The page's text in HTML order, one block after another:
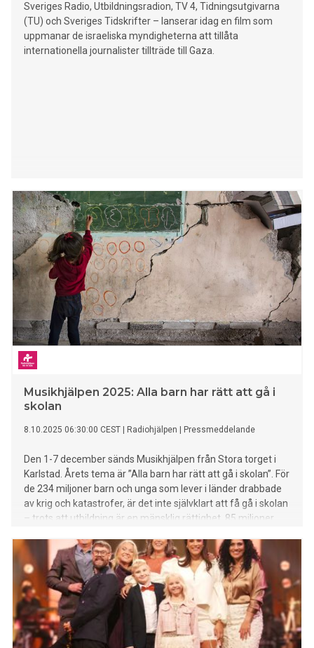
Sveriges Radio, Utbildningsradion, TV 4, Tidningsutgivarna
(TU) och Sveriges Tidskrifter – lanserar idag en film som
uppmanar de israeliska myndigheterna att tillåta
internationella journalister tillträde till Gaza.
Musikhjälpen 2025: Alla barn har rätt att gå i
skolan
8.10.2025 06:30:00 CEST Radiohjälpen Pressmeddelande
Den 1-7 december sänds Musikhjälpen från Stora torget i
Karlstad. Årets tema är ”Alla barn har rätt att gå i skolan”. För
de 234 miljoner barn och unga som lever i länder drabbade
av krig och katastrofer, är det inte självklart att få gå i skolan
– trots att utbildning är en mänsklig rättighet. 85 miljoner